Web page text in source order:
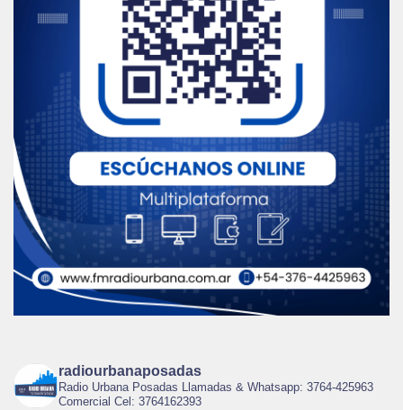
radiourbanaposadas
Radio Urbana Posadas Llamadas & Whatsapp: 3764-425963
Comercial Cel: 3764162393